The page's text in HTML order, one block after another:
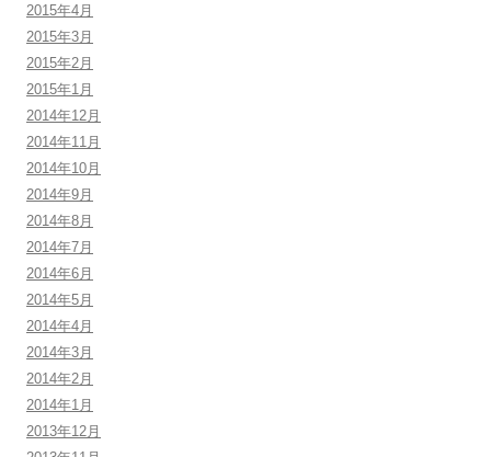
2015年4月
2015年3月
2015年2月
2015年1月
2014年12月
2014年11月
2014年10月
2014年9月
2014年8月
2014年7月
2014年6月
2014年5月
2014年4月
2014年3月
2014年2月
2014年1月
2013年12月